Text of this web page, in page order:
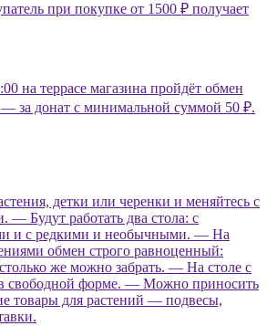
при покупке от 1500 ₽ получает
на террасе магазина пройдёт обмен
за донат с минимальной суммой 50 ₽.
детки или черенки и меняйтесь с
— Будут работать два стола: с
и с редкими и необычными. — На
обмен строго равноценный:
же можно забрать. — На столе с
форме. — Можно приносить
товары для растений — подвесы,